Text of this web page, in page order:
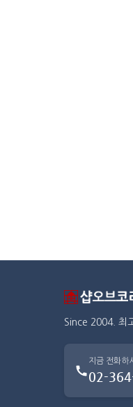
Since 2004. 최
지금 전화하
02-